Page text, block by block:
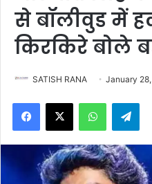
से बॉलीवुड में
किरकिरे बोले
SATISH RANA January
Facebook
X WhatsApp